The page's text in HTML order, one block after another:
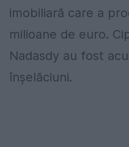
imobiliară care a
milioane de euro.
Nadasdy au fost
înşelăciuni.